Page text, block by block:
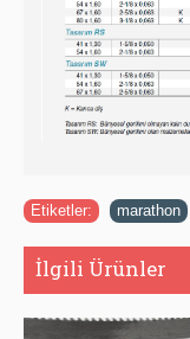
Etiketler: marathon
İlgili Ürünler